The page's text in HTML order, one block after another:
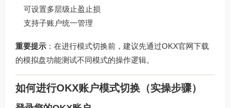
可设置多层级止盈止损
支持子账户统一管理
重要提示 ：在进行模式切换前，建议先通过OKX官网下载
的模拟盘功能测试不同模式的操作逻辑。
如何进行OKX账户模式切换（实操步骤）